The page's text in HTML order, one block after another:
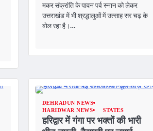
मकर संक्रांति के पावन पर्व स्नान को लेकर
उत्तराखंड में भी श्रद्धालुओं में उत्साह सर चढ़ के
बोल रहा है।…
DEHRADUN NEWS
HARIDWAR NEWS
STATES
हरिद्वार में गंगा पर भक्तों की भारी